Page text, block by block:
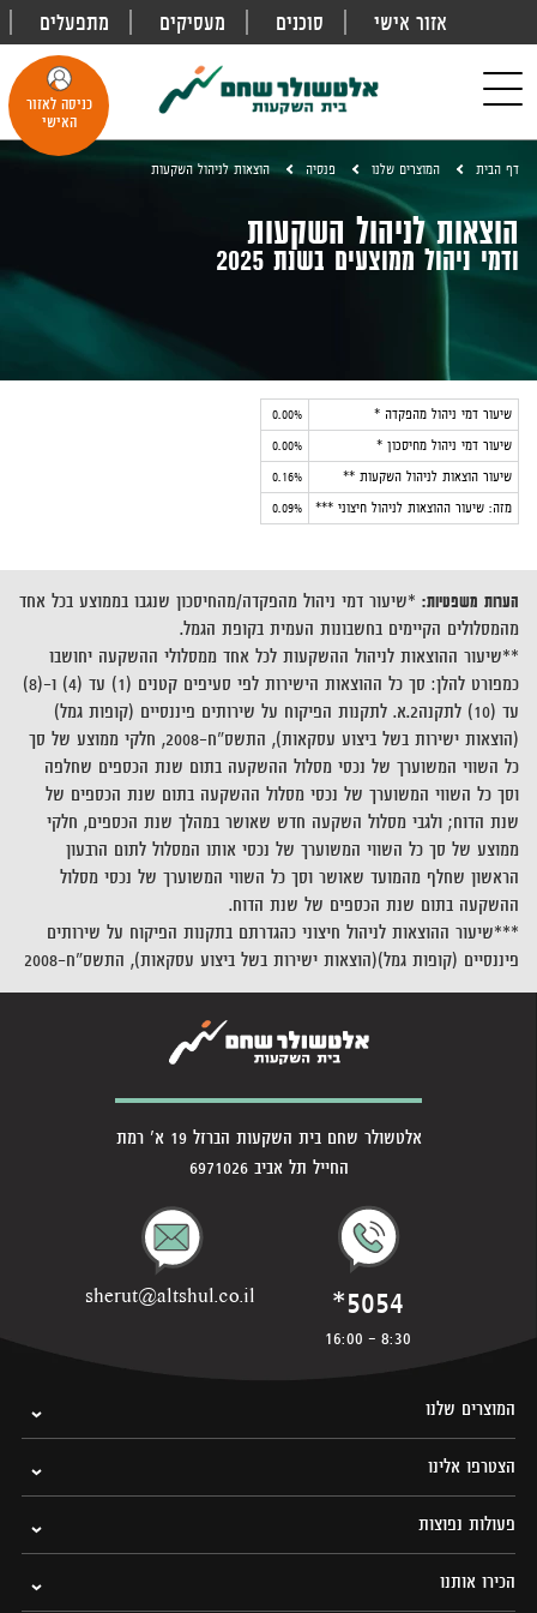
אזור אישי סוכנים מעסיקים מתפעלים
navigation
כניסה לאזור
האישי
הוצאות לניהול השקעות
ודמי ניהול ממוצעים בשנת 2025
דף הבית המוצרים שלנו פנסיה הוצאות לניהול השקעות
שיעור דמי ניהול מהפקדה *
0.00%
שיעור דמי ניהול מחיסכון *
0.00%
שיעור הוצאות לניהול השקעות **
0.16%
מזה: שיעור ההוצאות לניהול חיצוני ***
0.09%
הערות משפטיות: *שיעור דמי ניהול מהפקדה/מהחיסכון שנגבו בממוצע בכל אחד
מהמסלולים הקיימים בחשבונות העמית בקופת הגמל.
**שיעור ההוצאות לניהול ההשקעות לכל אחד ממסלולי ההשקעה יחושבו
כמפורט להלן: סך כל ההוצאות הישירות לפי סעיפים קטנים (1) עד (4) ו-(8)
עד (10) לתקנה2.א. לתקנות הפיקוח על שירותים פיננסיים (קופות גמל)
(הוצאות ישירות בשל ביצוע עסקאות), התשס"ח-2008, חלקי ממוצע של סך
כל השווי המשוערך של נכסי מסלול ההשקעה בתום שנת הכספים שחלפה
וסך כל השווי המשוערך של נכסי מסלול ההשקעה בתום שנת הכספים של
שנת הדוח; ולגבי מסלול השקעה חדש שאושר במהלך שנת הכספים, חלקי
ממוצע של סך כל השווי המשוערך של נכסי אותו המסלול לתום הרבעון
הראשון שחלף מהמועד שאושר וסך כל השווי המשוערך של נכסי מסלול
ההשקעה בתום שנת הכספים של שנת הדוח.
***שיעור ההוצאות לניהול חיצוני כהגדרתם בתקנות הפיקוח על שירותים
פיננסיים (קופות גמל)(הוצאות ישירות בשל ביצוע עסקאות), התשס"ח-2008
אלטשולר שחם בית השקעות הברזל 19 א' רמת
החייל תל אביב 6971026
*5054
8:30 - 16:00
sherut@altshul.co.il
המוצרים שלנו
הצטרפו אלינו
פעולות נפוצות
הכירו אותנו